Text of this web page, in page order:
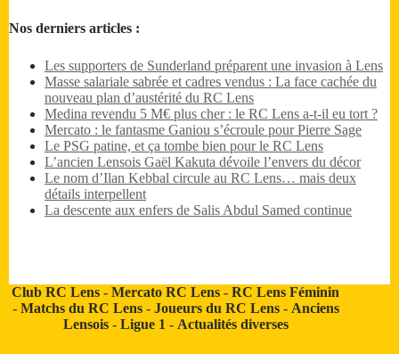
Nos derniers articles :
Les supporters de Sunderland préparent une invasion à Lens
Masse salariale sabrée et cadres vendus : La face cachée du
nouveau plan d’austérité du RC Lens
Medina revendu 5 M€ plus cher : le RC Lens a-t-il eu tort ?
Mercato : le fantasme Ganiou s’écroule pour Pierre Sage
Le PSG patine, et ça tombe bien pour le RC Lens
L’ancien Lensois Gaël Kakuta dévoile l’envers du décor
Le nom d’Ilan Kebbal circule au RC Lens… mais deux
détails interpellent
La descente aux enfers de Salis Abdul Samed continue
Club RC Lens -Mercato RC Lens -RC Lens Féminin
- Matchs du RC Lens- Joueurs du RC Lens- Anciens
Lensois- Ligue 1 - Actualités diverses